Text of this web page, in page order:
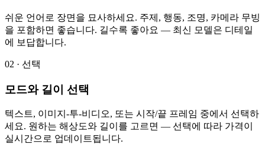
쉬운 언어로 장면을 묘사하세요. 주제, 행동, 조명, 카메라 무빙
을 포함하면 좋습니다. 길수록 좋아요 — 최신 모델은 디테일
에 보답합니다.
02 · 선택
모드와 길이 선택
텍스트, 이미지-투-비디오, 또는 시작/끝 프레임 중에서 선택하
세요. 원하는 해상도와 길이를 고르면 — 선택에 따라 가격이
실시간으로 업데이트됩니다.